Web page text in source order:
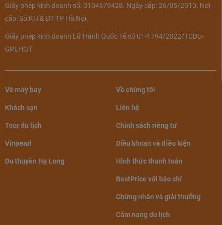
Giấy phép kinh doanh số: 0104679428. Ngày cấp: 26/05/2010. Nơi
cấp: Sở KH & ĐT TP Hà Nội.
Giấy phép kinh doanh Lữ Hành Quốc Tế số 01-1794/2022/TCDL-
GPLHQT
Vé máy bay
Khách sạn
Tour du lịch
Vinpearl
Du thuyền Hạ Long
Về chúng tôi
Liên hệ
Chính sách riêng tư
Điều khoản và điều kiện
Hình thức thanh toán
BestPrice với báo chí
Chứng nhận và giải thưởng
Cẩm nang du lịch